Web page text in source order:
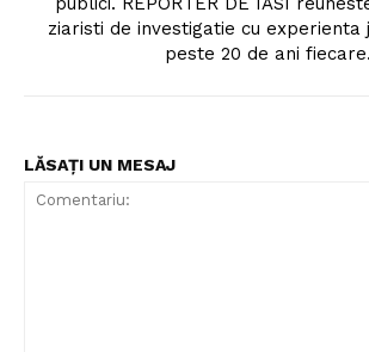
ziaristi de investigatie cu experienta
peste 20 de ani fiecare.
LĂSAȚI UN MESAJ